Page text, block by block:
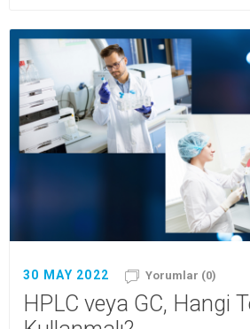
30 MAY 2022 Yorumlar (0)
HPLC veya GC, Hangi